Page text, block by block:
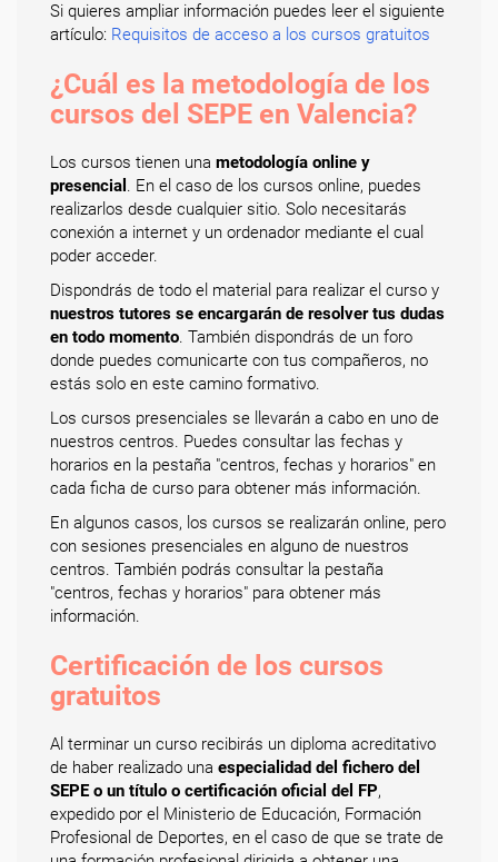
Si quieres ampliar información puedes leer el siguiente
artículo: Requisitos de acceso a los cursos gratuitos
¿Cuál es la metodología de los
cursos del SEPE en Valencia?
Los cursos tienen una metodología online y
presencial . En el caso de los cursos online, puedes
realizarlos desde cualquier sitio. Solo necesitarás
conexión a internet y un ordenador mediante el cual
poder acceder.
Dispondrás de todo el material para realizar el curso y
nuestros tutores se encargarán de resolver tus dudas
en todo momento. También dispondrás de un foro
donde puedes comunicarte con tus compañeros, no
estás solo en este camino formativo.
Los cursos presenciales se llevarán a cabo en uno de
nuestros centros. Puedes consultar las fechas y
horarios en la pestaña "centros, fechas y horarios" en
cada ficha de curso para obtener más información.
En algunos casos, los cursos se realizarán online, pero
con sesiones presenciales en alguno de nuestros
centros. También podrás consultar la pestaña
"centros, fechas y horarios" para obtener más
información.
Certificación de los cursos
gratuitos
Al terminar un curso recibirás un diploma acreditativo
de haber realizado una especialidad del fichero del
SEPE o un título o certificación oficial del FP,
expedido por el Ministerio de Educación, Formación
Profesional de Deportes, en el caso de que se trate de